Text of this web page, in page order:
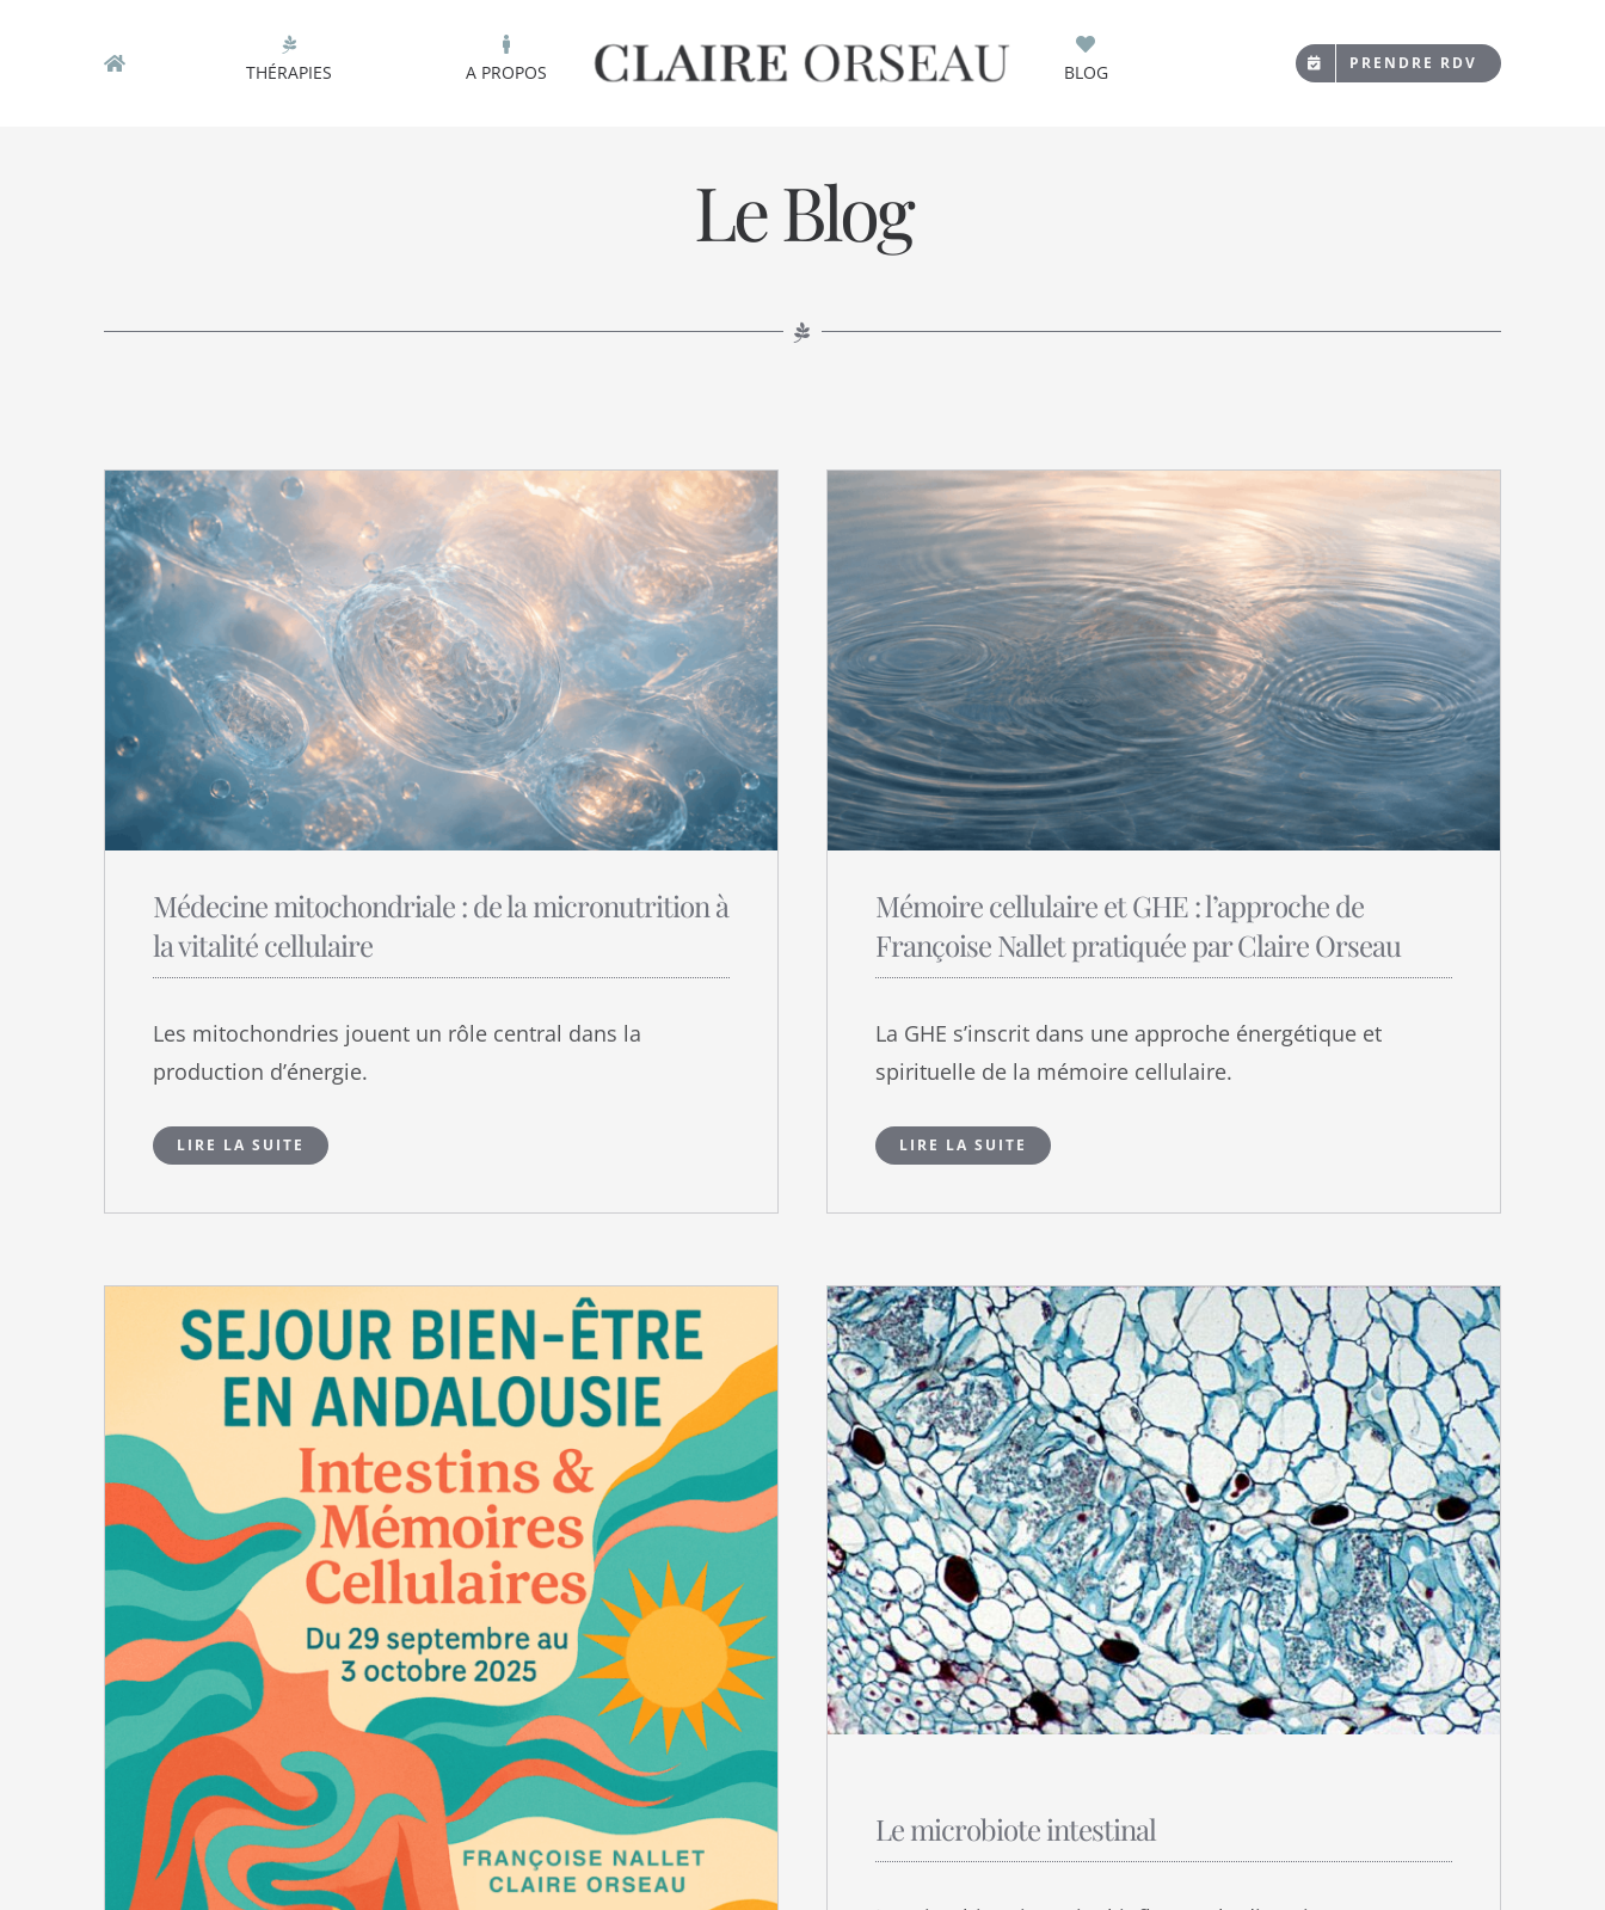
THÉRAPIES A PROPOS BLOG PRENDRE RDV
Le Blog
Médecine mitochondriale : de la micronutrition à
la vitalité cellulaire
Les mitochondries jouent un rôle central dans la
production d’énergie.
LIRE LA SUITE
Mémoire cellulaire et GHE : l’approche de
Françoise Nallet pratiquée par Claire Orseau
La GHE s’inscrit dans une approche énergétique et
spirituelle de la mémoire cellulaire.
LIRE LA SUITE
Le microbiote intestinal